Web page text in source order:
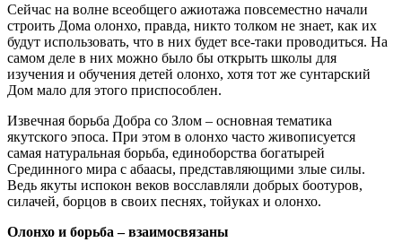
Сейчас на волне всеобщего ажиотажа повсеместно начали
строить Дома олонхо, правда, никто толком не знает, как их
будут использовать, что в них будет все-таки проводиться. На
самом деле в них можно было бы открыть школы для
изучения и обучения детей олонхо, хотя тот же сунтарский
Дом мало для этого приспособлен.
Извечная борьба Добра со Злом – основная тематика
якутского эпоса. При этом в олонхо часто живописуется
самая натуральная борьба, единоборства богатырей
Срединного мира с абаасы, представляющими злые силы.
Ведь якуты испокон веков восславляли добрых боотуров,
силачей, борцов в своих песнях, тойуках и олонхо.
Олонхо и борьба – взаимосвязаны